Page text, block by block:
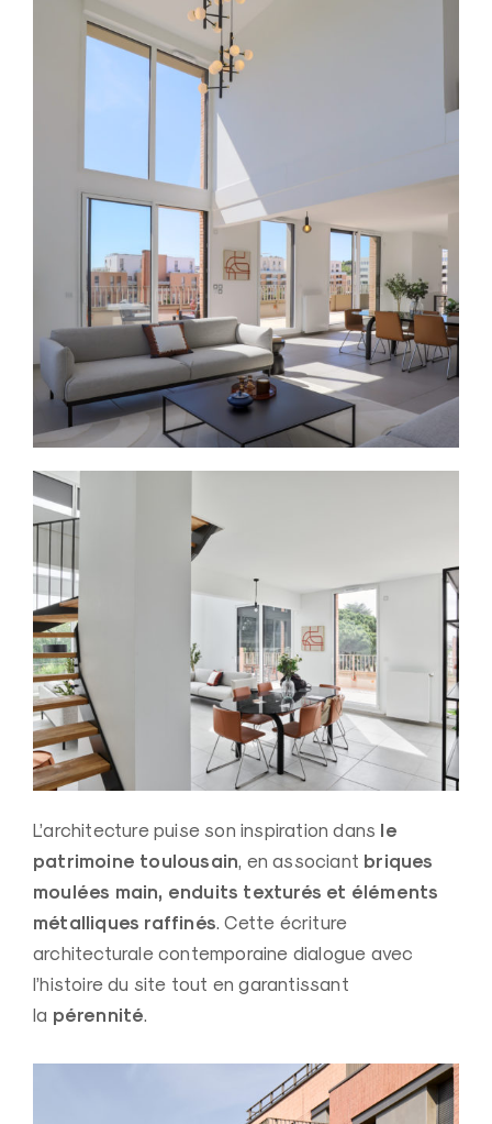
L’architecture puise son inspiration dans le
patrimoine toulousain, en associant briques
moulées main, enduits texturés et éléments
métalliques raffinés. Cette écriture
architecturale contemporaine dialogue avec
l’histoire du site tout en garantissant
la pérennité.